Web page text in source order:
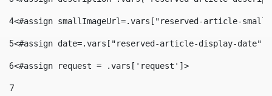
4<#assign smallImageUrl=.vars["reserved-article-
5<#assign date=.vars["reserved-article-display-
6<#assign request = .vars['request']>
7